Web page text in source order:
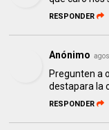
RESPONDER
Anónimo
Pregunten a
destapara la
RESPONDER